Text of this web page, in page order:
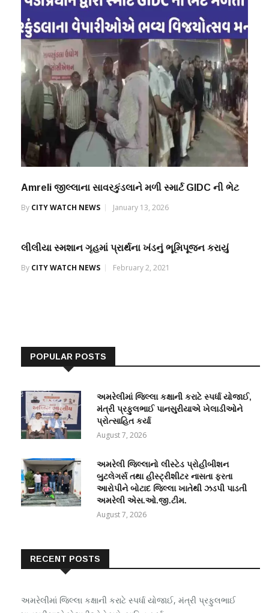
Amreli જીલ્લાના સાવરકુંડલાને મળી સ્માર્ટ GIDC ની ભેટ
By CITY WATCH NEWS January 13, 2026
લીલીયા સ્મશાન ગૃહમાં પ્રાર્થના ખંડનું ભૂમિપૂજન કરાયું
By CITY WATCH NEWS February 2, 2021
POPULAR POSTS
અમરેલીમાં જિલ્લા કક્ષાની કરાટે સ્પર્ધા યોજાઈ,
મંત્રી પ્રફુલભાઈ પાનસુરીયાએ ખેલાડીઓને
પ્રોત્સાહિત કર્યા
August 7, 2026
અમરેલી જિલ્લાનો લીસ્ટેડ પ્રોહીબીશન
બુટલેગર્સ તથા હીસ્ટ્રીશીટર નાસતા ફરતા
આરોપીને બોટાદ જિલ્લા ખાતેથી ઝડપી પાડતી
અમરેલી એસ.ઓ.જી.ટીમ.
August 7, 2026
RECENT POSTS
અમરેલીમાં જિલ્લા કક્ષાની કરાટે સ્પર્ધા યોજાઈ, મંત્રી પ્રફુલભાઈ